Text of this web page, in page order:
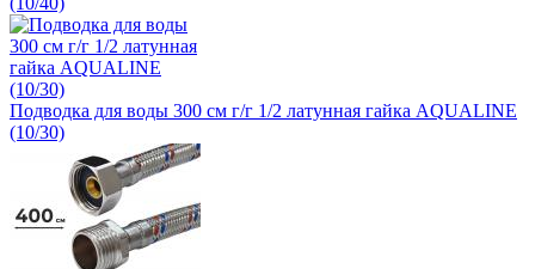
Подводка для воды 300 см г/г 1/2 латунная гайка AQUALINE
(10/30)